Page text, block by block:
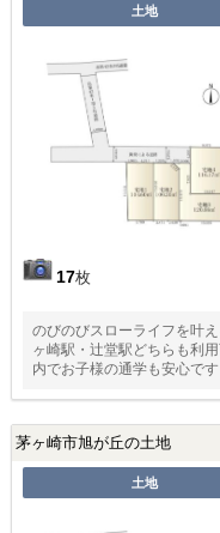
土地
17枚
のびのびスローライフを叶
ヶ崎駅・辻堂駅どちらも利
内でお子様の通学も安心です
茅ヶ崎市旭が丘の土地
土地